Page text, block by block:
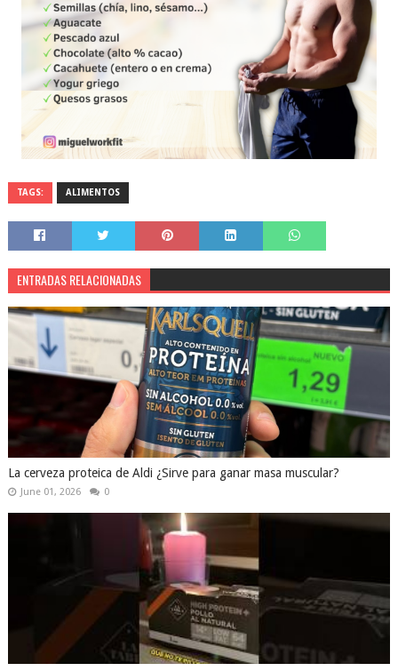
TAGS: ALIMENTOS
ENTRADAS RELACIONADAS
La cerveza proteica de Aldi ¿Sirve para ganar masa muscular?
June 01, 2026 0